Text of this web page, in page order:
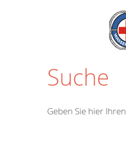
Suche
Geben Sie hier